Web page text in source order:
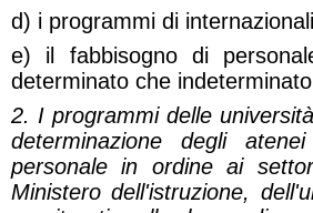
d) i programmi di
e) il fabbisogno di
determinato che
2. I programmi delle
determinazione degli
personale in ordine ai
Ministero dell'istruzione,